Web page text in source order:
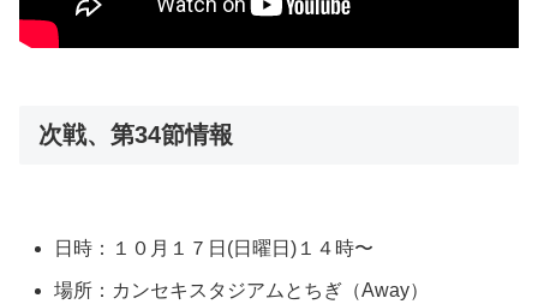
次戦、第34節情報
日時：１０月１７日(日曜日)１４時〜
場所：カンセキスタジアムとちぎ（Away）